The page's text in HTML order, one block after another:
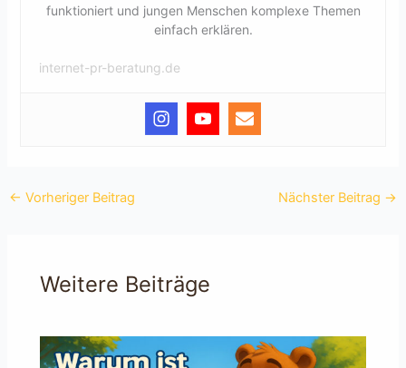
funktioniert und jungen Menschen komplexe Themen
einfach erklären.
internet-pr-beratung.de
← Vorheriger Beitrag Nächster Beitrag →
Weitere Beiträge